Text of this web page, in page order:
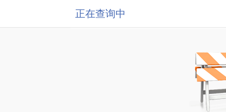
正在查询中